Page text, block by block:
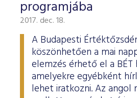
programjába
2017. dec. 18.
A Budapesti
köszönhetően a mai
elemzés érhető el a BÉT
amelyekre egyébként
lehet iratkozni. Az angol